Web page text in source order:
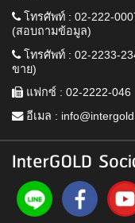
โทรศัพท์ : 02-222-
(สอบถามข้อมูล)
โทรศัพท์ : 02-2233-
ขาย)
แฟกซ์ : 02-2222-046
อีเมล :
InterGOLD